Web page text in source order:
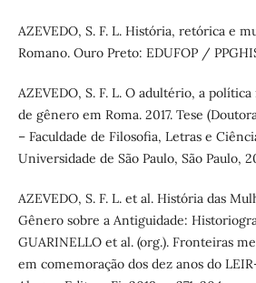
AZEVEDO, S. F. L. História, retórica e
Romano. Ouro Preto: EDUFOP /
AZEVEDO, S. F. L. O adultério, a
de gênero em Roma. 2017. Tese
– Faculdade de Filosofia, Letras e
Universidade de São Paulo, São Paulo,
AZEVEDO, S. F. L. et al. História das
Gênero sobre a Antiguidade:
GUARINELLO et al. (org.). Fronteiras
em comemoração dos dez anos do